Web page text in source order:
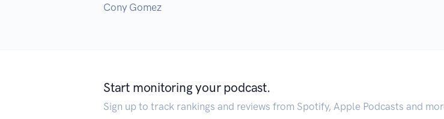
Cony Gomez
Start monitoring your podcast.
Sign up to track rankings and reviews from Spotify, Apple Podcasts and